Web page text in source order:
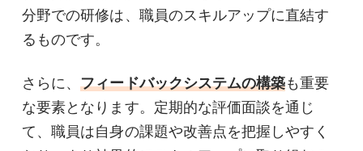
分野での研修は、職員のスキルアップに直結す
るものです。
さらに、フィードバックシステムの構築も重要
な要素となります。定期的な評価面談を通じ
て、職員は自身の課題や改善点を把握しやすく